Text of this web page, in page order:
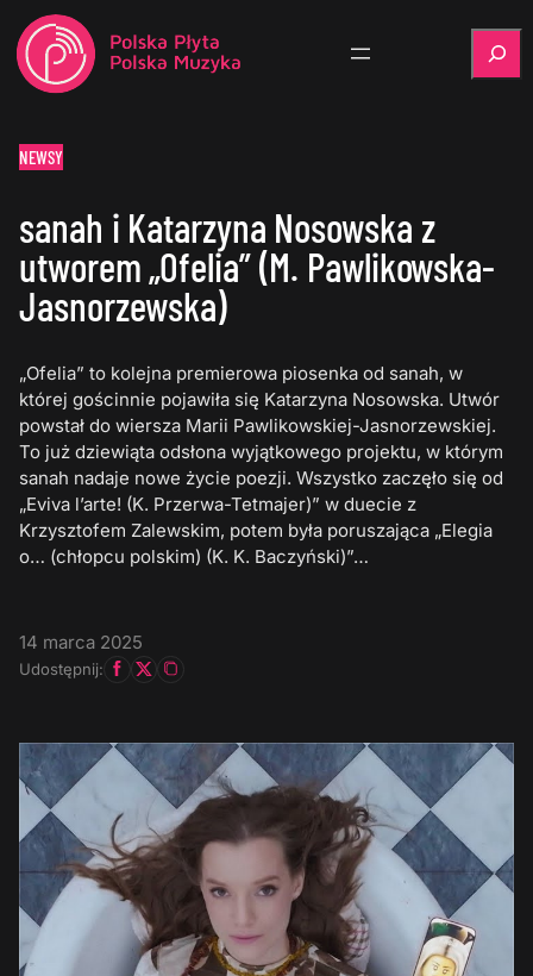
NEWSY
sanah i Katarzyna Nosowska z
utworem „Ofelia” (M. Pawlikowska-
Jasnorzewska)
„Ofelia” to kolejna premierowa piosenka od sanah, w
której gościnnie pojawiła się Katarzyna Nosowska. Utwór
powstał do wiersza Marii Pawlikowskiej-Jasnorzewskiej.
To już dziewiąta odsłona wyjątkowego projektu, w którym
sanah nadaje nowe życie poezji. Wszystko zaczęło się od
„Eviva l’arte! (K. Przerwa-Tetmajer)” w duecie z
Krzysztofem Zalewskim, potem była poruszająca „Elegia
o… (chłopcu polskim) (K. K. Baczyński)”…
14 marca 2025
Udostępnij: